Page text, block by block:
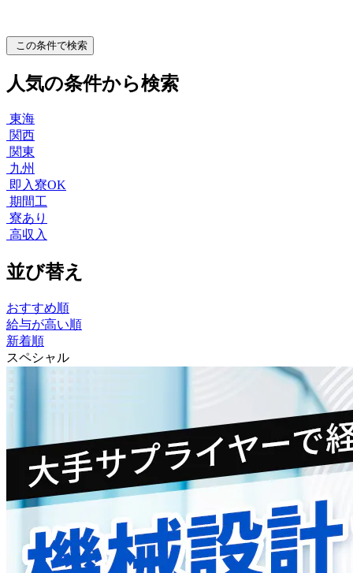
この条件で検索
人気の条件から検索
東海
関西
関東
九州
即入寮OK
期間工
寮あり
高収入
並び替え
おすすめ順
給与が高い順
新着順
スペシャル